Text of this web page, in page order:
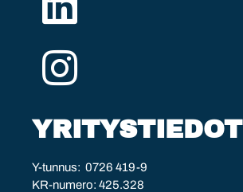
YRITYSTIEDOT
Y-tunnus: 0726 419-9
KR-numero: 425.328